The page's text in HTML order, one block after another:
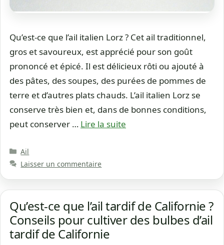
Qu’est-ce que l’ail italien Lorz ? Cet ail traditionnel,
gros et savoureux, est apprécié pour son goût
prononcé et épicé. Il est délicieux rôti ou ajouté à
des pâtes, des soupes, des purées de pommes de
terre et d’autres plats chauds. L’ail italien Lorz se
conserve très bien et, dans de bonnes conditions,
peut conserver … Lire la suite
Catégories
Ail
Laisser un commentaire
Qu’est-ce que l’ail tardif de Californie ?
Conseils pour cultiver des bulbes d’ail
tardif de Californie